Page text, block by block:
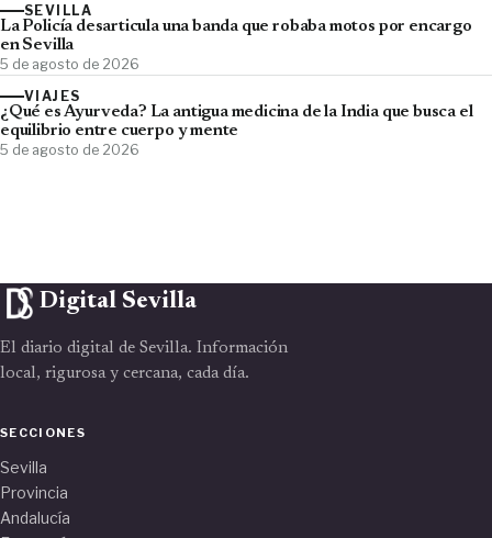
SEVILLA
La Policía desarticula una banda que robaba motos por encargo
en Sevilla
5 de agosto de 2026
VIAJES
¿Qué es Ayurveda? La antigua medicina de la India que busca el
equilibrio entre cuerpo y mente
5 de agosto de 2026
Digital Sevilla
El diario digital de Sevilla. Información
local, rigurosa y cercana, cada día.
SECCIONES
Sevilla
Provincia
Andalucía